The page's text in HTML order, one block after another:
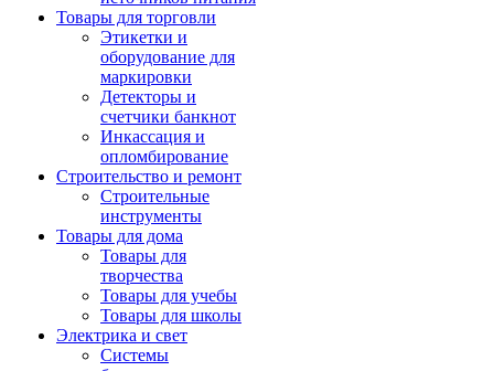
Товары для торговли
Этикетки и
оборудование для
маркировки
Детекторы и
счетчики банкнот
Инкассация и
опломбирование
Строительство и ремонт
Строительные
инструменты
Товары для дома
Товары для
творчества
Товары для учебы
Товары для школы
Электрика и свет
Системы